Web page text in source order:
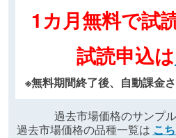
1カ月無料で試
試読申込は
※無料期間終了後、自動課金
過去市場価格のサンプ
過去市場価格の品種一覧は こ